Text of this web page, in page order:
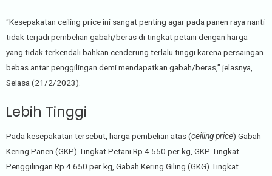
“Kesepakatan ceiling price ini sangat penting agar pada panen raya nanti
tidak terjadi pembelian gabah/beras di tingkat petani dengan harga
yang tidak terkendali bahkan cenderung terlalu tinggi karena persaingan
bebas antar penggilingan demi mendapatkan gabah/beras,” jelasnya,
Selasa (21/2/2023).
Lebih Tinggi
Pada kesepakatan tersebut, harga pembelian atas (ceiling price) Gabah
Kering Panen (GKP) Tingkat Petani Rp 4.550 per kg, GKP Tingkat
Penggilingan Rp 4.650 per kg, Gabah Kering Giling (GKG) Tingkat